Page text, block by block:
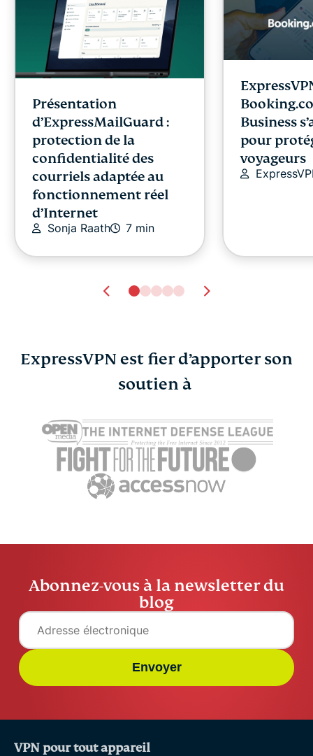
Présentation
d’ExpressMailGuard :
protection de la
confidentialité des
courriels adaptée au
fonctionnement réel
d’Internet
Sonja Raath 7 min
Business
pour
voyageurs
protection de la
confidentialité des
courriels adaptée au
fonctionnement réel
d’Internet
(guide
Sonja
ExpressVPN est fier d’apporter son
soutien à
Abonnez-vous à la newsletter du
blog
Envoyer
VPN pour tout appareil